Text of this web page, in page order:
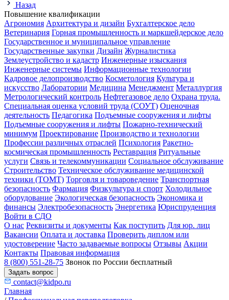
Назад
Повышение квалификации
Агрономия Архитектура и дизайн Бухгалтерское дело
Ветеринария Горная промышленность и маркшейдерское дело
Государственное и муниципальное управление
Государственные закупки Дизайн Журналистика
Землеустройство и кадастр Инженерные изыскания
Инженерные системы Информационные технологии
Кадровое делопроизводство Косметология Культура и
искусство Лаборатории Медицина Менеджмент Металлургия
Метрологический контроль Нефтегазовое дело Охрана труда.
Специальная оценка условий труда (СОУТ) Оценочная
деятельность Педагогика Подъемные сооружения и лифты
Подъемные сооружения и лифты Пожарно-технический
минимум Проектирование Производство и технологии
Профессии различных отраслей Психология Ракетно-
космическая промышленность Реставрация Ритуальные
услуги Связь и телекоммуникации Социальное обслуживание
Строительство Техническое обслуживание медицинской
техники (ТОМТ) Торговля и товароведение Транспортная
безопасность Фармация Физкультура и спорт Холодильное
оборудование Экологическая безопасность Экономика и
финансы Электробезопасность Энергетика Юриспруденция
Войти в СДО
О нас Реквизиты и документы Как поступить Для юр. лиц
Вакансии Оплата и доставка Проверить диплом или
удостоверение Часто задаваемые вопросы Отзывы Акции
Контакты Правовая информация
8 (800) 551-28-75 Звонок по России бесплатный
Задать вопрос
contact@kidpo.ru
Главная